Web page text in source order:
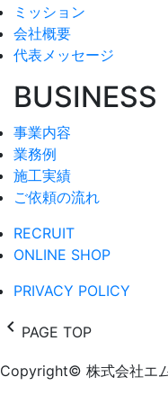
ミッション
会社概要
代表メッセージ
BUSINESS
事業内容
業務例
施工実績
ご依頼の流れ
RECRUIT
ONLINE SHOP
PRIVACY POLICY
chevron_left PAGE TOP
Copyright© 株式会社エ